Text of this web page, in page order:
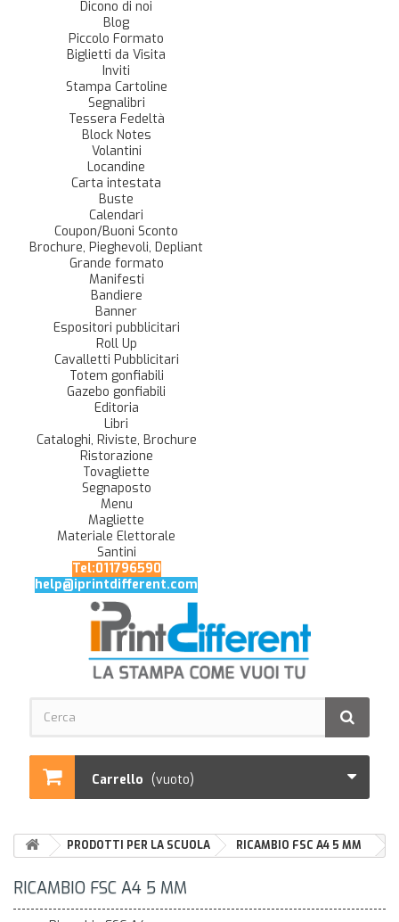
Dicono di noi
Blog
Piccolo Formato
Biglietti da Visita
Inviti
Stampa Cartoline
Segnalibri
Tessera Fedeltà
Block Notes
Volantini
Locandine
Carta intestata
Buste
Calendari
Coupon/Buoni Sconto
Brochure, Pieghevoli, Depliant
Grande formato
Manifesti
Bandiere
Banner
Espositori pubblicitari
Roll Up
Cavalletti Pubblicitari
Totem gonfiabili
Gazebo gonfiabili
Editoria
Libri
Cataloghi, Riviste, Brochure
Ristorazione
Tovagliette
Segnaposto
Menu
Magliette
Materiale Elettorale
Santini
Tel:011796590
help@iprintdifferent.com
Carrello (vuoto)
PRODOTTI PER LA SCUOLA RICAMBIO FSC A4 5 MM
RICAMBIO FSC A4 5 MM